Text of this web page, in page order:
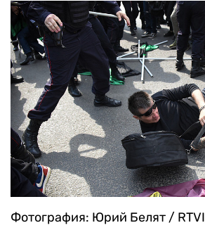
Фотография: Юрий Белят / RTVI